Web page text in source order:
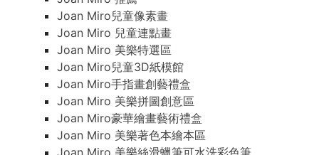
Joan Miro兒童像素畫
Joan Miro 兒童連點畫
Joan Miro 美樂特選區
Joan Miro兒童3D紙模館
Joan Miro手指畫創藝禮盒
Joan Miro 美樂拼圖創意區
Joan Miro豪華繪畫藝術禮盒
Joan Miro 美樂著色本繪本區
Joan Miro 美樂絲滑蠟筆可水洗彩色筆